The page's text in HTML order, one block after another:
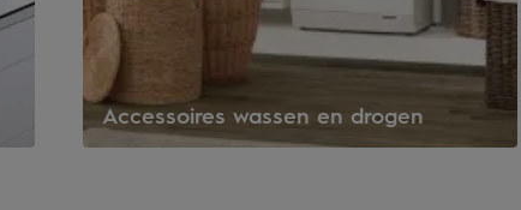
Accessoires wassen en drogen